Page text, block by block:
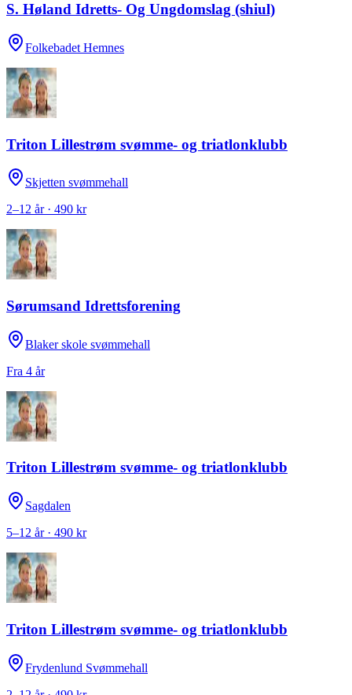
S. Høland Idretts- Og Ungdomslag (shiul)
Folkebadet Hemnes
Triton Lillestrøm svømme- og triatlonklubb
Skjetten svømmehall
2–12 år · 490 kr
Sørumsand Idrettsforening
Blaker skole svømmehall
Fra 4 år
Triton Lillestrøm svømme- og triatlonklubb
Sagdalen
5–12 år · 490 kr
Triton Lillestrøm svømme- og triatlonklubb
Frydenlund Svømmehall